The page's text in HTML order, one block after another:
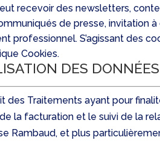
recevoir des newsletters,
de presse, invitation
professionnel. S’agissant des
Cookies.
DES
des Traitements ayant pour
la facturation et le suivi de la
Rambaud, et plus